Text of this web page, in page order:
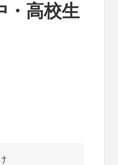
・高校生